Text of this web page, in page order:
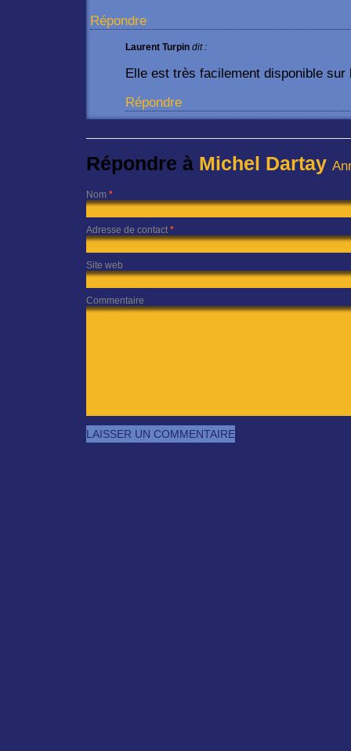
Répondre
Laurent Turpin dit :
Elle est très facilement disponible
Répondre
Répondre à Michel Dartay
Nom *
Adresse de contact *
Site web
Commentaire